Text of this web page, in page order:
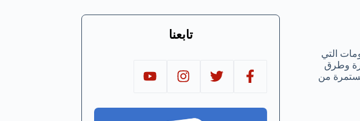
التي
وطرق
من
تابعنا